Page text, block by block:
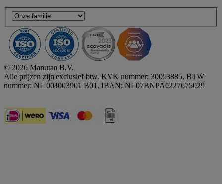
© 2026 Manutan B.V.
Alle prijzen zijn exclusief btw. KVK nummer: 30053885, BTW
nummer: NL 004003901 B01, IBAN: NL07BNPA0227675029